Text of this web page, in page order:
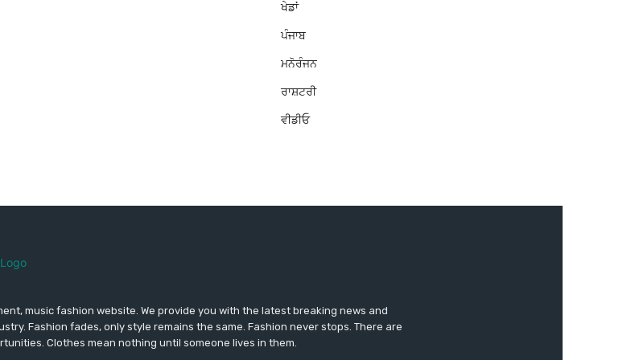
ਖੇਡਾਂ
ਪੰਜਾਬ
ਮਨੋਰੰਜਨ
ਰਾਸ਼ਟਰੀ
ਵੀਡੀਓ
music fashion website. We provide you with the latest breaking news and
Fashion fades, only style remains the same. Fashion never stops. There are
Clothes mean nothing until someone lives in them.